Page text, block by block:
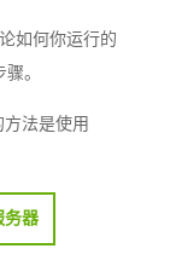
如何你运行的
骤。
方法是使用
务器